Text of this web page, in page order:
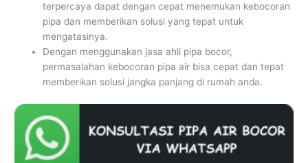
terpercaya dapat dengan cepat menemukan kebocoran
pipa dan memberikan solusi yang tepat untuk
mengatasinya.
Dengan menggunakan jasa ahli pipa bocor,
permasalahan kebocoran pipa air bisa cepat dan tepat
memberikan solusi jangka panjang di rumah anda.